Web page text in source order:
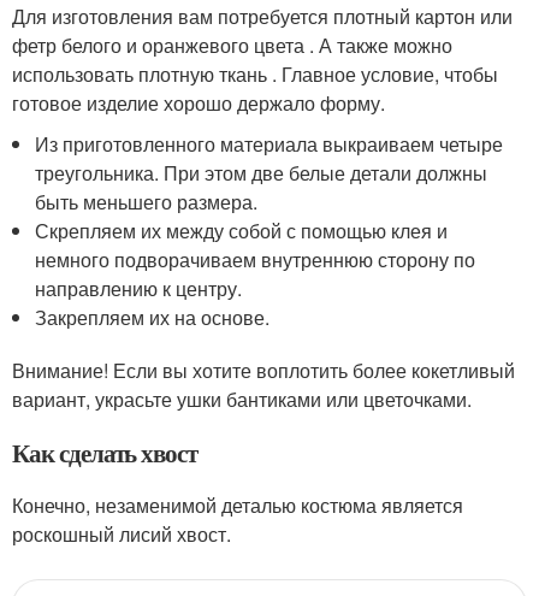
Для изготовления вам потребуется плотный картон или
фетр белого и оранжевого цвета . А также можно
использовать плотную ткань . Главное условие, чтобы
готовое изделие хорошо держало форму.
Из приготовленного материала выкраиваем четыре
треугольника. При этом две белые детали должны
быть меньшего размера.
Скрепляем их между собой с помощью клея и
немного подворачиваем внутреннюю сторону по
направлению к центру.
Закрепляем их на основе.
Внимание! Если вы хотите воплотить более кокетливый
вариант, украсьте ушки бантиками или цветочками.
Как сделать хвост
Конечно, незаменимой деталью костюма является
роскошный лисий хвост.